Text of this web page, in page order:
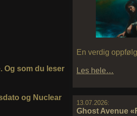
En verdig
Les hele…
13.07.2026:
Ghost Avenue
Og som du leser
og Nuclear